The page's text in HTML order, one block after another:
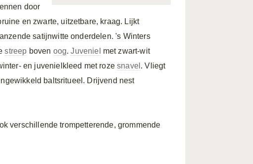
door
en zwarte, uitzetbare, kraag. Lijkt
satijnwitte onderdelen. 's Winters
streep boven oog.Juveniel met zwart-wit
en juvenielkleed met rozesnavel . Vliegt
baltsritueel. Drijvend nest
verschillende trompetterende, grommende